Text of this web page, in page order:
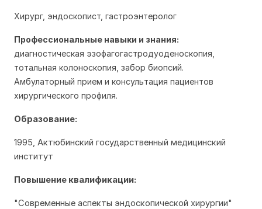
Хирург, эндоскопист, гастроэнтеролог
Профессиональные навыки и знания:
диагностическая эзофагогастродуоденоскопия,
тотальная колоноскопия, забор биопсий.
Амбулаторный прием и консультация пациентов
хирургического профиля.
Образование:
1995, Актюбинский государственный медицинский
институт
Повышение квалификации:
"Современные аспекты эндоскопической хирургии"